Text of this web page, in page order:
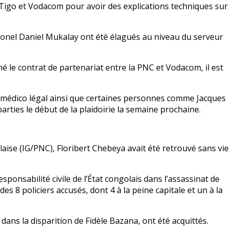
et Vodacom pour avoir des explications techniques sur
Daniel Mukalay ont été élagués au niveau du serveur
le contrat de partenariat entre la PNC et Vodacom, il est
légal ainsi que certaines personnes comme Jacques
le début de la plaidoirie la semaine prochaine.
(IG/PNC), Floribert Chebeya avait été retrouvé sans vie
civile de l’État congolais dans l’assassinat de
8 policiers accusés, dont 4 à la peine capitale et un à la
la disparition de Fidèle Bazana, ont été acquittés.